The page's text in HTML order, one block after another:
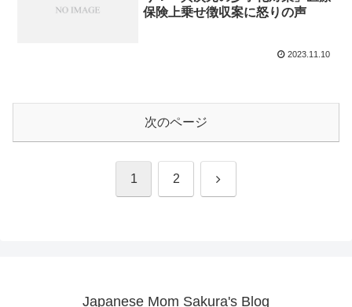
保険上乗せ徴収案に怒りの声
2023.11.10
次のページ
1 2 次
Japanese Mom Sakura's Blog